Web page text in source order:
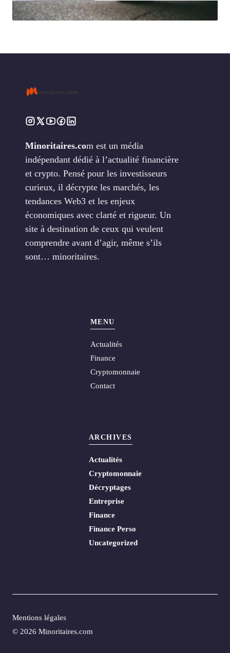
Minoritaires.com est un média
indépendant dédié à l’actualité financière
et crypto. Pensé pour les investisseurs
curieux, il décrypte les marchés, les
tendances Web3 et les enjeux
économiques avec clarté et rigueur. Un
site à destination de ceux qui veulent
comprendre avant d’agir, même s’ils
sont… minoritaires.
MENU
Actualités
Finance
Cryptomonnaie
Contact
ARCHIVES
Actualités
Cryptomonnaie
Décryptages
Entreprise
Finance
Finance Perso
Uncategorized
© 2026 Minoritaires.com
Mentions légales